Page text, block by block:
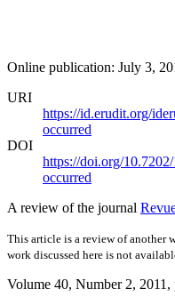
Online publication: July 3,
URI
https://id.erudit.org/
occurred
DOI
https://doi.org/
occurred
A review of the journal
This article is a review of another
work discussed here is not
Volume 40, Number 2, 2011 ,